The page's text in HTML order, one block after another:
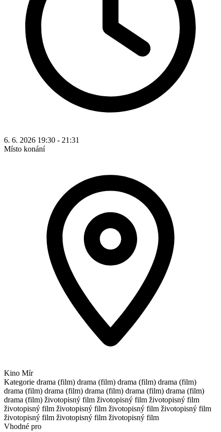
6. 6. 2026 19:30 - 21:31
Místo konání
Kino Mír
Kategorie drama (film) drama (film) drama (film) drama (film)
drama (film) drama (film) drama (film) drama (film) drama (film)
drama (film) životopisný film životopisný film životopisný film
životopisný film životopisný film životopisný film životopisný film
životopisný film životopisný film životopisný film
Vhodné pro